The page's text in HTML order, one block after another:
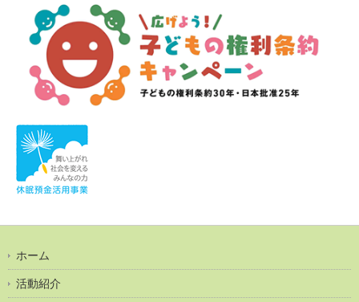
ホーム
活動紹介